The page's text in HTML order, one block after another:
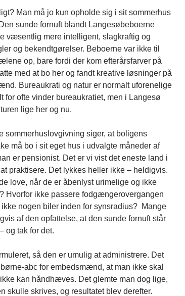
Man må jo kun opholde sig i sit sommerhus
sunde fornuft blandt Langesøbeboerne
væsentlig mere intelligent, slagkraftig og
og bekendtgørelser. Beboerne var ikke til
op, bare fordi der kom efterårsfarver på
med at bo her og fandt kreative løsninger på
Bureaukrati og natur er normalt uforenelige
for ofte vinder bureaukratiet, men i Langesø
lige her og nu.
sommerhuslovgivning siger, at boligens
må bo i sit eget hus i udvalgte måneder af
er pensionist. Det er vi vist det eneste land i
praktisere. Det lykkes heller ikke – heldigvis.
love, når de er åbenlyst urimelige og ikke
Hvorfor ikke passere fodgængerovergangen
ikke nogen biler inden for synsradius? Mange
af den opfattelse, at den sunde fornuft står
og tak for det.
så den er umulig at administrere. Det
abc for embedsmænd, at man ikke skal
kan håndhæves. Det glemte man dog lige,
skulle skrives, og resultatet blev derefter.